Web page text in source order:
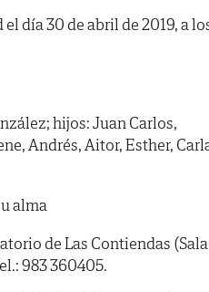
día 30 de abril de 2019, a
hijos: Juan Carlos,
Andrés, Aitor, Esther,
alma
de Las Contiendas (Sala
983 360405.